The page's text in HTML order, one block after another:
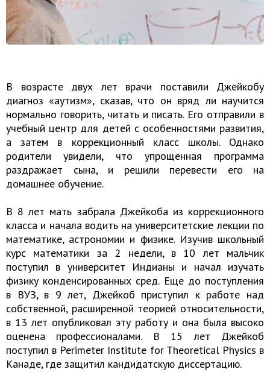
В возрасте двух лет врачи поставили Джейкобу
диагноз «аутизм», сказав, что он вряд ли научится
нормально говорить, читать и писать. Его отправили в
учебный центр для детей с особенностями развития,
а затем в коррекционный класс школы. Однако
родители увидели, что упрощенная программа
раздражает сына, и решили перевести его на
домашнее обучение.
В 8 лет мать забрала Джейкоба из коррекционного
класса и начала водить на университетские лекции по
математике, астрономии и физике. Изучив школьный
курс математики за 2 недели, в 10 лет мальчик
поступил в университет Индианы и начал изучать
физику конденсированных сред. Еще до поступления
в ВУЗ, в 9 лет, Джейкоб приступил к работе над
собственной, расширенной теорией относительности,
в 13 лет опубликовал эту работу и она была высоко
оценена профессионалами. В 15 лет Джейкоб
поступил в Perimeter Institute for Theoretical Physics в
Канаде, где защитил кандидатскую диссертацию.